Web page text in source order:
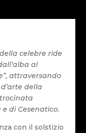
celebre ride
al
attraversando
della
di Cesenatico.
con il solstizio